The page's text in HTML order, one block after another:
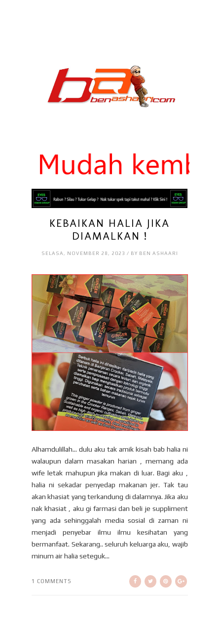
KEBAIKAN HALIA JIKA
DIAMALKAN !
SELASA, NOVEMBER 28, 2023 / BY BEN ASHAARI
Alhamdulillah... dulu aku tak amik kisah bab halia ni
walaupun dalam masakan harian , memang ada
wife letak mahupun jika makan di luar. Bagi aku ,
halia ni sekadar penyedap makanan jer. Tak tau
akan khasiat yang terkandung di dalamnya. Jika aku
nak khasiat , aku gi farmasi dan beli je suppliment
yang ada sehinggalah media sosial di zaman ni
menjadi penyebar ilmu ilmu kesihatan yang
bermanfaat. Sekarang.. seluruh keluarga aku, wajib
minum air halia seteguk...
1 COMMENTS